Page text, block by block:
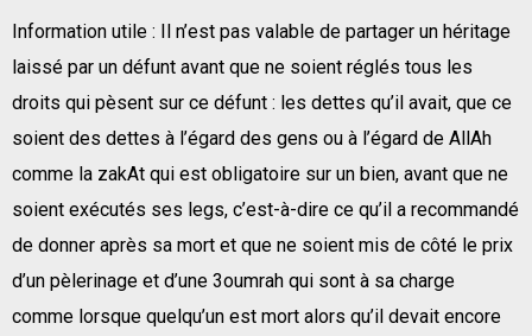
Information utile : Il n’est pas valable de partager un héritage
laissé par un défunt avant que ne soient réglés tous les
droits qui pèsent sur ce défunt : les dettes qu’il avait, que ce
soient des dettes à l’égard des gens ou à l’égard de AllAh
comme la zakAt qui est obligatoire sur un bien, avant que ne
soient exécutés ses legs, c’est-à-dire ce qu’il a recommandé
de donner après sa mort et que ne soient mis de côté le prix
d’un pèlerinage et d’une 3oumrah qui sont à sa charge
comme lorsque quelqu’un est mort alors qu’il devait encore